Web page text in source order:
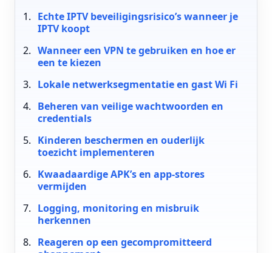
Echte IPTV beveiligingsrisico’s wanneer je
IPTV koopt
Wanneer een VPN te gebruiken en hoe er
een te kiezen
Lokale netwerksegmentatie en gast Wi Fi
Beheren van veilige wachtwoorden en
credentials
Kinderen beschermen en ouderlijk
toezicht implementeren
Kwaadaardige APK’s en app-stores
vermijden
Logging, monitoring en misbruik
herkennen
Reageren op een gecompromitteerd